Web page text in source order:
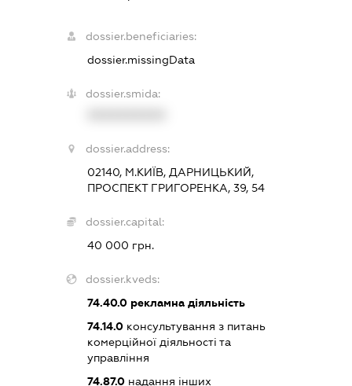
dossier.beneficiaries:
dossier.missingData
dossier.smida:
dossier.address:
02140, М.КИЇВ, ДАРНИЦЬКИЙ,
ПРОСПЕКТ ГРИГОРЕНКА, 39, 54
dossier.capital:
40 000 грн.
dossier.kveds:
74.40.0 рекламна діяльність
74.14.0 консультування з питань
комерційної діяльності та
управління
74.87.0 надання інших